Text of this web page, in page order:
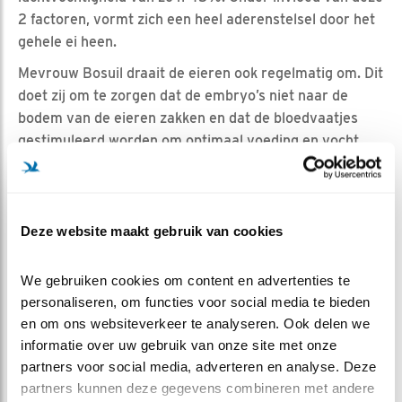
Deze website maakt gebruik van cookies
We gebruiken cookies om content en advertenties te
personaliseren, om functies voor social media te bieden
en om ons websiteverkeer te analyseren. Ook delen we
informatie over uw gebruik van onze site met onze
partners voor social media, adverteren en analyse. Deze
partners kunnen deze gegevens combineren met andere
2 factoren, vormt zich een heel aderenstelsel door het
gehele ei heen.
Mevrouw Bosuil draait de eieren ook regelmatig om. Dit
doet zij om te zorgen dat de embryo’s niet naar de
bodem van de eieren zakken en dat de bloedvaatjes
gestimuleerd worden om optimaal voeding en vocht
aan- en af te voeren. Hierdoor zijn we op dit moment,
na ongeveer 11 dagen broeden, zelfs al zover dat er
zitten! Welliswaar lijken het nu nog mini-boontjes
zitten en de basis voor de hersentjes is al gevormd.
Ook kloppen de hartjes al. Dit deden ze zelfs al vanaf
dag 3!! Hoe bijzonder is dat...
Over een week zal ‘t er allemaal al heel anders uitzien.
Laten we duimen dat het deukje toch geen deukje blijkt